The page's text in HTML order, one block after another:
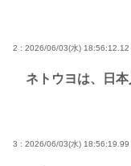
2 : 2026/06/03(水) 18:56:12.12
ネトウヨは、日
3 : 2026/06/03(水) 18:56:19.99